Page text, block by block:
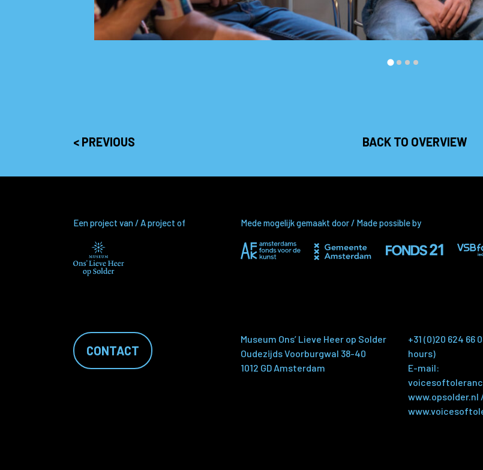
< PREVIOUS BACK TO OVERVIEW
Een project van / A project of Mede mogelijk gemaakt door / Made possible by
CONTACT
Museum Ons’ Lieve Heer op Solder
Oudezijds Voorburgwal 38-40
1012 GD Amsterdam
+31 (0)20 624 66
hours)
E-mail:
www.opsolder.nl